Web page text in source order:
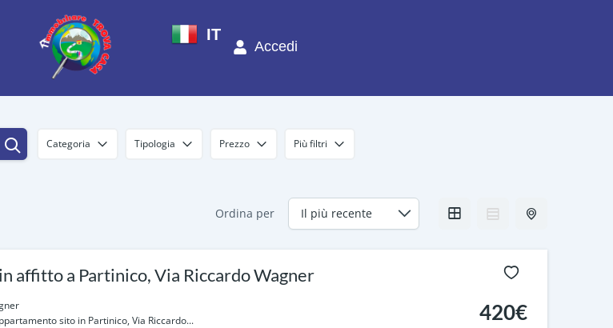
IT
Accedi
Categoria Tipologia Prezzo Più filtri
Ordina per
affitto a Partinico, Via Riccardo Wagner
sito in Partinico, Via Riccardo...
420€